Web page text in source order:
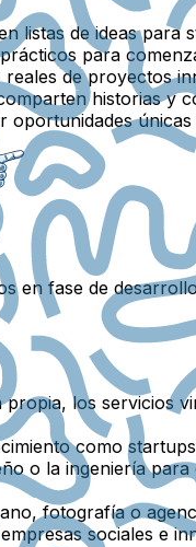
listas de ideas para
para
de proyectos
historias y
en fase de
los servicios
como
o la ingeniería
fotografía o
sociales e